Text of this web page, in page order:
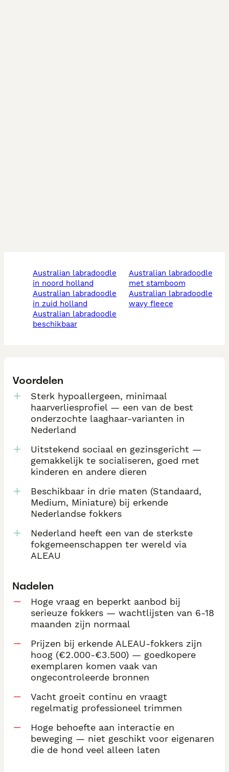
australian labradoodle
in noord holland
australian labradoodle
in zuid holland
australian labradoodle
beschikbaar
australian labradoodle
met stamboom
australian labradoodle
wavy fleece
Voordelen
Sterk hypoallergeen, minimaal
haarverliesprofiel — een van de best
onderzochte laaghaar-varianten in
Nederland
Uitstekend sociaal en gezinsgericht —
gemakkelijk te socialiseren, goed met
kinderen en andere dieren
Beschikbaar in drie maten (Standaard,
Medium, Miniature) bij erkende
Nederlandse fokkers
Nederland heeft een van de sterkste
fokgemeenschappen ter wereld via
ALEAU
Nadelen
Hoge vraag en beperkt aanbod bij
serieuze fokkers — wachtlijsten van 6-18
maanden zijn normaal
Prijzen bij erkende ALEAU-fokkers zijn
hoog (€2.000-€3.500) — goedkopere
exemplaren komen vaak van
ongecontroleerde bronnen
Vacht groeit continu en vraagt
regelmatig professioneel trimmen
Hoge behoefte aan interactie en
beweging — niet geschikt voor eigenaren
die de hond veel alleen laten